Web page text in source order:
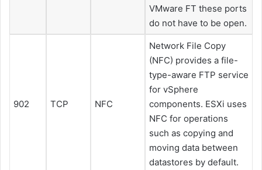
VMware FT these ports
do not have to be open.
902 TCP NFC
Network File Copy
(NFC) provides a file-
type-aware FTP service
for vSphere
components. ESXi uses
NFC for operations
such as copying and
moving data between
datastores by default.